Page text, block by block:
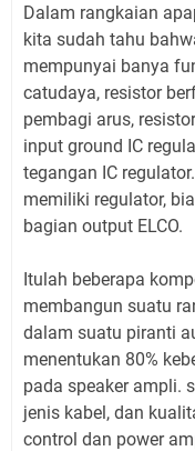
Dalam rangkaian
kita sudah tahu
mempunyai banya
catudaya, resistor
pembagi arus,
input ground IC
tegangan IC
memiliki regulator,
bagian output ELCO.
Itulah beberapa
membangun suatu
dalam suatu piranti
menentukan 80%
pada speaker ampli.
jenis kabel, dan
control dan power